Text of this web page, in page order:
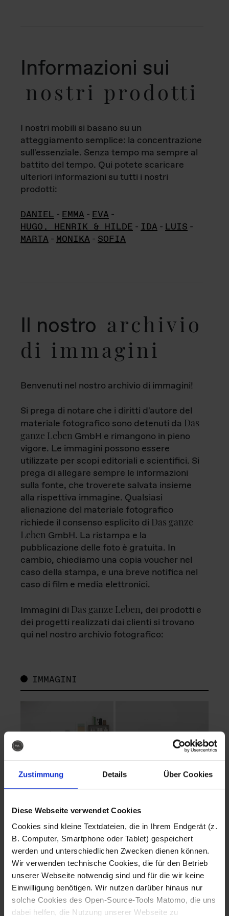
Zustimmung Details Über Cookies
Diese Webseite verwendet Cookies
Cookies sind kleine Textdateien, die in Ihrem Endgerät (z.
B. Computer, Smartphone oder Tablet) gespeichert
werden und unterschiedlichen Zwecken dienen können.
Wir verwenden technische Cookies, die für den Betrieb
unserer Webseite notwendig sind und für die wir keine
Einwilligung benötigen. Wir nutzen darüber hinaus nur
solche Cookies des Open-Source-Tools Matomo, die uns
dabei helfen, die Nutzung unserer Webseite zu
Informazioni sui
nostri prodotti
I nostri mobili si basano su un
atteggiamento semplice: la concentrazione
sull'essenziale. Senza tempo ma sempre al
battito del tempo. Qui potete scaricare
ulteriori informazioni su tutti i nostri
prodotti:
DANIEL - EMMA - EVA -
HUGO, HENRIK & HILDE - IDA - LUIS -
MARTA - MONIKA - SOFIA
Il nostro archivio
di immagini
Benvenuti nel nostro archivio di immagini!
Si prega di notare che i diritti d'autore del
materiale fotografico sono detenuti da Das
ganze Leben GmbH e rimangono in pieno
vigore. Le immagini possono essere
utilizzate per scopi editoriali e scientifici. Si
prega di allegare sempre le informazioni
sulla fonte, che troverete salvata insieme
alla rispettiva immagine. Qualsiasi
alienazione del materiale fotografico
richiede il consenso esplicito di Das ganze
Leben GmbH. La ristampa e la
pubblicazione delle foto è gratuita. In
cambio, chiediamo una copia voucher nel
caso della stampa, e una breve notifica nel
caso di film e media elettronici.
Immagini di Das ganze Leben, dei prodotti e
dei progetti realizzati dai clienti si trovano
qui nel nostro archivio fotografico:
IMMAGINI
Fotografo: Lorenz
Sternbach
Download
Fotografo: Lorenz
Sternbach
Download